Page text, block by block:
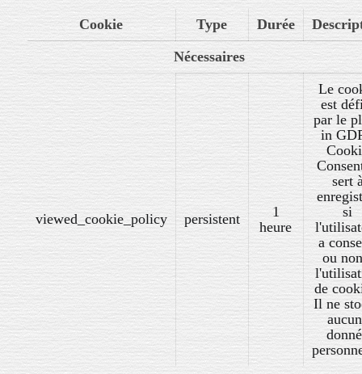
Cookie Type Durée
Nécessaires
viewed_cookie_policy persistent
1
heure
Le
est
par le
in
sert
si
a
ou
de
Il ne